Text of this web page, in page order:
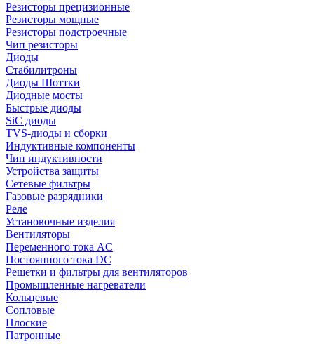
Резисторы прецизионные
Резисторы мощные
Резисторы подстроечные
Чип резисторы
Диоды
Стабилитроны
Диоды Шоттки
Диодные мосты
Быстрые диоды
SiC диоды
TVS-диоды и сборки
Индуктивные компоненты
Чип индуктивности
Устройства защиты
Сетевые фильтры
Газовые разрядники
Реле
Установочные изделия
Вентиляторы
Переменного тока AC
Постоянного тока DC
Решетки и фильтры для вентиляторов
Промышленные нагреватели
Кольцевые
Сопловые
Плоские
Патронные